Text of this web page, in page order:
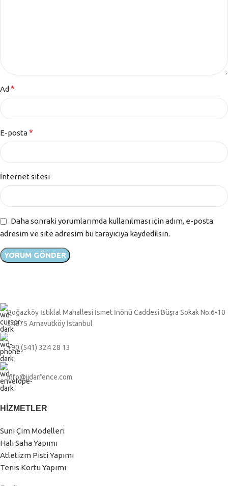
Ad *
E-posta*
İnternet sitesi
Daha sonraki yorumlarımda kullanılması için adım, e-posta
adresim ve site adresim bu tarayıcıya kaydedilsin.
Boğazköy İstiklal Mahallesi İsmet İnönü Caddesi Büşra Sokak No:6-10
34275 Arnavutköy İstanbul
+90 (541) 324 28 13
info@jidarfence.com
HIZMETLER
Suni Çim Modelleri
Halı Saha Yapımı
Atletizm Pisti Yapımı
Tenis Kortu Yapımı